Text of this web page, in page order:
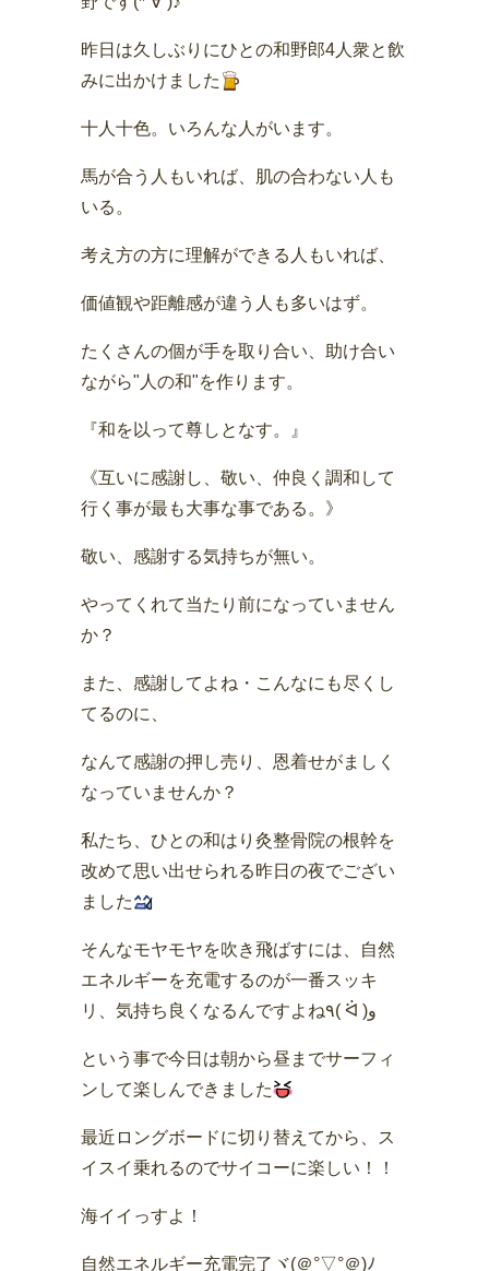
昨日は久しぶりにひとの和野郎4人衆と飲
みに出かけました
十人十色。いろんな人がいます。
馬が合う人もいれば、肌の合わない人も
いる。
考え方の方に理解ができる人もいれば、
価値観や距離感が違う人も多いはず。
たくさんの個が手を取り合い、助け合い
ながら"人の和"を作ります。
『和を以って尊しとなす。』
《互いに感謝し、敬い、仲良く調和して
行く事が最も大事な事である。》
敬い、感謝する気持ちが無い。
やってくれて当たり前になっていません
か？
また、感謝してよね・こんなにも尽くし
てるのに、
なんて感謝の押し売り、恩着せがましく
なっていませんか？
私たち、ひとの和はり灸整骨院の根幹を
改めて思い出せられる昨日の夜でござい
ました
そんなモヤモヤを吹き飛ばすには、自然
エネルギーを充電するのが一番スッキ
リ、気持ち良くなるんですよね٩( ᐛ )و
という事で今日は朝から昼までサーフィ
ンして楽しんできました
最近ロングボードに切り替えてから、ス
イスイ乗れるのでサイコーに楽しい！！
海イイっすよ！
自然エネルギー充電完了ヾ(＠°▽°＠)ﾉ